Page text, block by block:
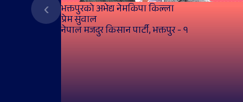
‹ भक्तपुरको अभेद्य नेमकिपा किल्ला
प्रेम सुवाल
नेपाल मजदुर किसान पार्टी, भक्तपुर - १